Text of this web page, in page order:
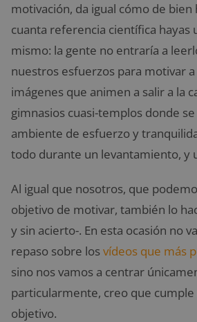
motivación, da igual cómo de bien
cuanta referencia científica hayas
mismo: la gente no entraría a
nuestros esfuerzos para motivar
imágenes que animen a salir a la
gimnasios cuasi-templos donde
ambiente de esfuerzo y
todo durante un levantamiento, y
Al igual que nosotros, que
objetivo de motivar, también lo
y sin acierto-. En esta ocasión no
repaso sobre losvídeos que más
sino nos vamos a centrar
particularmente, creo que
objetivo.